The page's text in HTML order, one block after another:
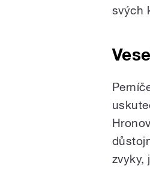
svých
zvyky,